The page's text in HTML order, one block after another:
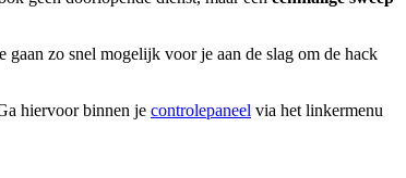
zo snel mogelijk voor je aan de slag om de hack
hiervoor binnen je controlepaneel via het linkermenu